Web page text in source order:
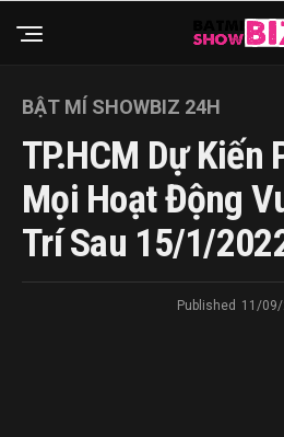
BẬT MÍ SHOWBIZ 24H
TP.HCM Dự Kiến
Mọi Hoạt Động
Trí Sau 15/1/
Published 11/09/